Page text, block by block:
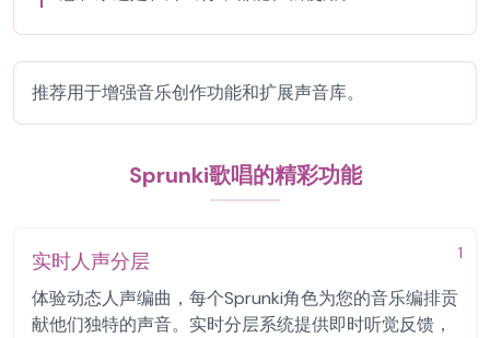
推荐用于增强音乐创作功能和扩展声音库。
Sprunki歌唱的精彩功能
1
实时人声分层
体验动态人声编曲，每个Sprunki角色为您的音乐编排贡
献他们独特的声音。实时分层系统提供即时听觉反馈，